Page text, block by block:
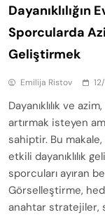
Sporcularda
Geliştirmek
Emilija Ristov
Dayanıklılık ve
artırmak isteyen
sahiptir. Bu makale,
etkili dayanıklılık
sporcuları ayıran
Görselleştirme,
anahtar stratejiler,